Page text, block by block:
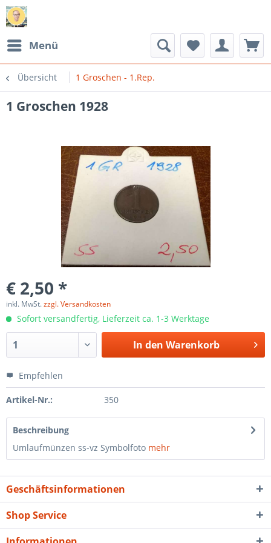
Menü
Übersicht 1 Groschen - 1.Rep.
1 Groschen 1928
€ 2,50 *
inkl. MwSt.zzgl. Versandkosten
Sofort versandfertig, Lieferzeit ca. 1-3 Werktage
In den Warenkorb
Empfehlen
Artikel-Nr.: 350
Beschreibung
Umlaufmünzen ss-vz Symbolfoto mehr
Geschäftsinformationen
Shop Service